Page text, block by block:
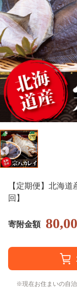
【定期便】北海
回】
寄附金額
現在お住まいの自